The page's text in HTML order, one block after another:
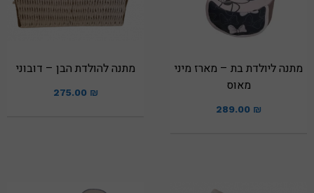
מתנה ליולדת בת – מארז מיני
מאוס
289.00 ₪
מתנה להולדת הבן – דובוני
275.00 ₪